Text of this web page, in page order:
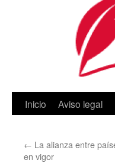
Inicio Aviso legal
← La alianza entre
en vigor